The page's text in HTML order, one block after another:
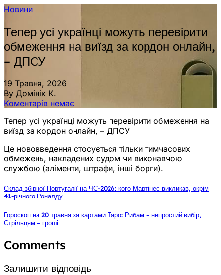
Новини
Тепер усі українці можуть перевірити
обмеження на виїзд за кордон онлайн,
– ДПСУ
19 Травня, 2026
By Домінік К.
Коментарів немає
Тепер усі українці можуть перевірити обмеження на
виїзд за кордон онлайн, – ДПСУ
Це нововведення стосується тільки тимчасових
обмежень, накладених судом чи виконавчою
службою (аліменти, штрафи, інші борги).
Склад збірної Португалії на ЧС-2026: кого Мартінес викликав, окрім
41-річного Роналду
Гороскоп на 20 травня за картами Таро: Рибам – непростий вибір,
Стрільцям – гроші
Comments
Залишити відповідь